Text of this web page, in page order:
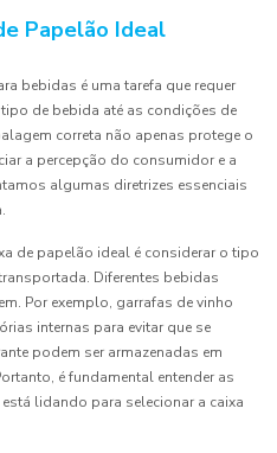
Papelão Ideal
bebidas é uma tarefa que requer
de bebida até as condições de
correta não apenas protege o
a percepção do consumidor e a
algumas diretrizes essenciais
de papelão ideal é considerar o tipo
Diferentes bebidas
Por exemplo, garrafas de vinho
internas para evitar que se
podem ser armazenadas em
é fundamental entender as
lidando para selecionar a caixa